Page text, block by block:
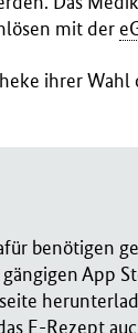
mit der
ihrer
benötigen
App
E-Rezept